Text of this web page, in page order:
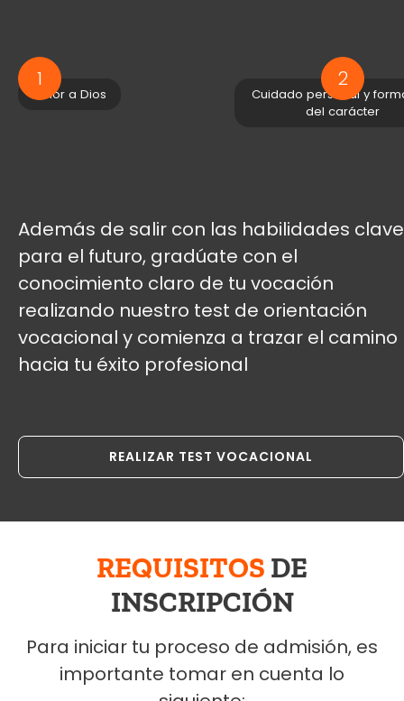
1
Amor a Dios
Cuidado personal y
del carácter
2
Además de salir con las habilidades clave
para el futuro, gradúate con el
conocimiento claro de tu vocación
realizando nuestro test de orientación
vocacional y comienza a trazar el camino
hacia tu éxito profesional
REALIZAR TEST VOCACIONAL
REQUISITOS DE
INSCRIPCIÓN
Para iniciar tu proceso de admisión, es
importante tomar en cuenta lo